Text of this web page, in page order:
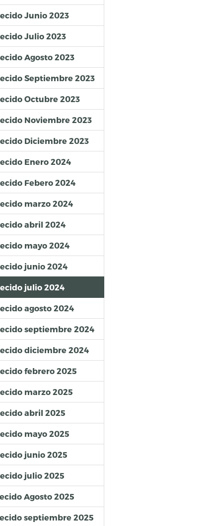
Junio 2023
Julio 2023
Agosto 2023
Septiembre 2023
Octubre 2023
Noviembre 2023
Diciembre 2023
Enero 2024
Febero 2024
marzo 2024
abril 2024
mayo 2024
junio 2024
julio 2024
agosto 2024
septiembre 2024
diciembre 2024
febrero 2025
marzo 2025
abril 2025
mayo 2025
junio 2025
julio 2025
Agosto 2025
septiembre 2025